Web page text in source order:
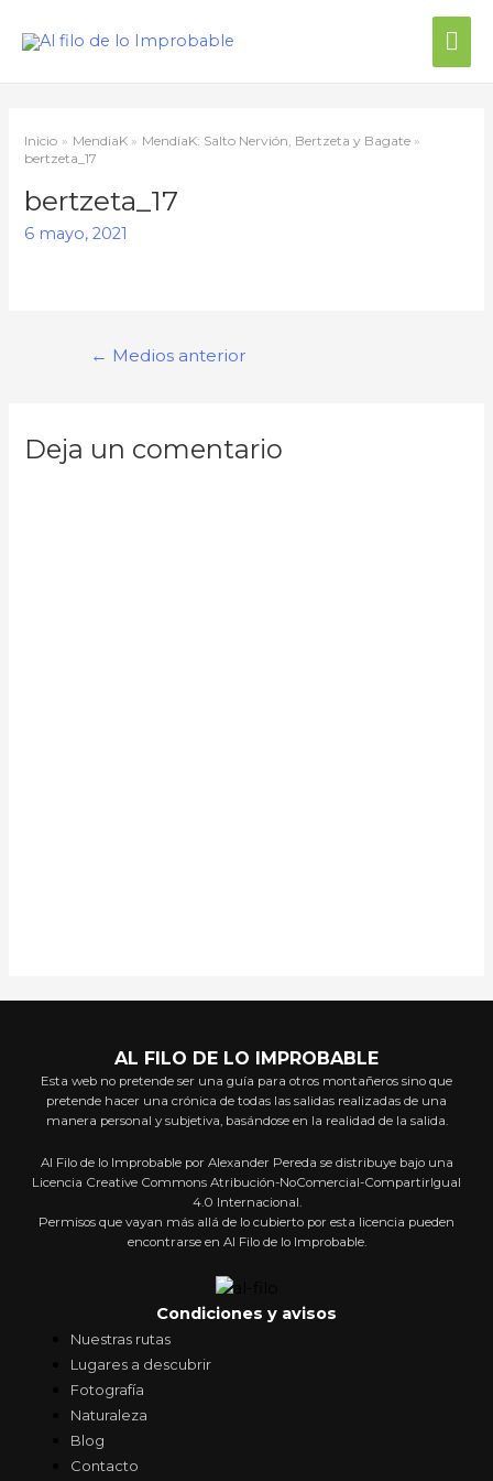
Inicio MendiaK
MendiaK: Salto Nervión, Bertzeta y Bagate
bertzeta_17
bertzeta_17
6 mayo, 2021
Navegación
← Medios anterior
Deja un comentario
AL FILO DE LO IMPROBABLE
Esta web no pretende ser una guía para otros montañeros sino que
pretende hacer una crónica de todas las salidas realizadas de una
manera personal y subjetiva, basándose en la realidad de la salida.
Al Filo de lo Improbable por Alexander Pereda se distribuye bajo una
Licencia Creative Commons Atribución-NoComercial-CompartirIgual
4.0 Internacional.
Permisos que vayan más allá de lo cubierto por esta licencia pueden
encontrarse en Al Filo de lo Improbable.
Condiciones y avisos
Nuestras rutas
Lugares a descubrir
Fotografía
Naturaleza
Blog
Contacto